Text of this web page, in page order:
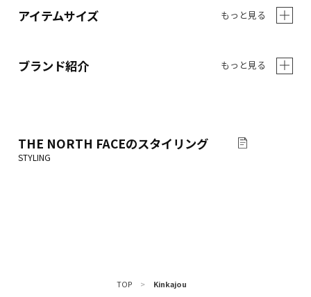
アイテムサイズ もっと見る
ブランド紹介 もっと見る
THE NORTH FACEのスタイリング
TOP > Kinkajou